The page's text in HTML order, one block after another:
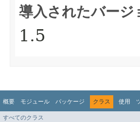
導入されたバージ
1.5
概要 モジュール パッケージ クラス 使用
すべてのクラス